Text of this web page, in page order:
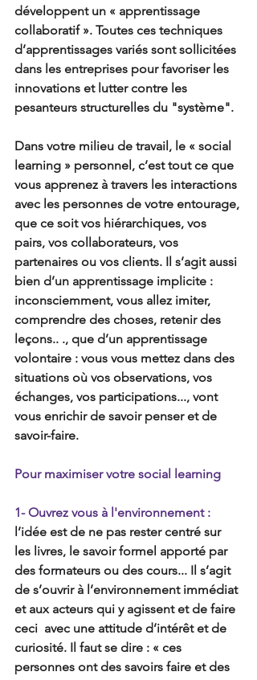
développent un « apprentissage
collaboratif ». Toutes ces techniques
d’apprentissages variés sont sollicitées
dans les entreprises pour favoriser les
innovations et lutter contre les
pesanteurs structurelles du "système".
Dans votre milieu de travail, le « social
learning » personnel, c’est tout ce que
vous apprenez à travers les interactions
avec les personnes de votre entourage,
que ce soit vos hiérarchiques, vos
pairs, vos collaborateurs, vos
partenaires ou vos clients. Il s’agit aussi
bien d’un apprentissage implicite :
inconsciemment, vous allez imiter,
comprendre des choses, retenir des
leçons.. ., que d’un apprentissage
volontaire : vous vous mettez dans des
situations où vos observations, vos
échanges, vos participations..., vont
vous enrichir de savoir penser et de
savoir-faire.
Pour maximiser votre social learning
1- Ouvrez vous à l'environnement :
l’idée est de ne pas rester centré sur
les livres, le savoir formel apporté par
des formateurs ou des cours... Il s’agit
de s’ouvrir à l’environnement immédiat
et aux acteurs qui y agissent et de faire
ceci  avec une attitude d’intérêt et de
curiosité. Il faut se dire : « ces
personnes ont des savoirs faire et des